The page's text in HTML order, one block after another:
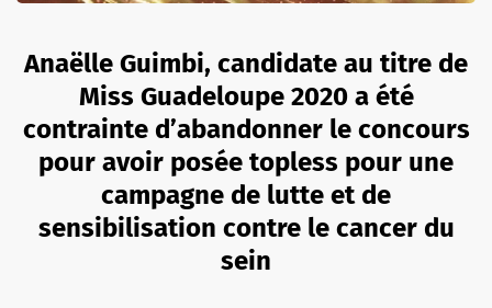
Anaëlle Guimbi, candidate au titre de
Miss Guadeloupe 2020 a été
contrainte d’abandonner le concours
pour avoir posée topless pour une
campagne de lutte et de
sensibilisation contre le cancer du
sein